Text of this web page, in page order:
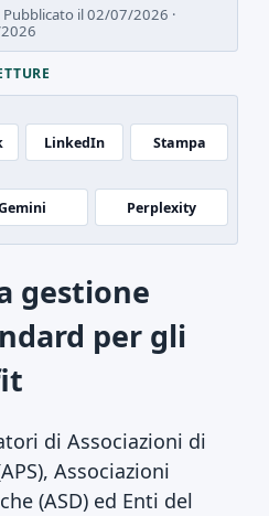
Pubblicato il 02/07/2026 ·
LinkedIn Stampa
Perplexity
gestione
per gli
di Associazioni di
Associazioni
(ASD) ed Enti del